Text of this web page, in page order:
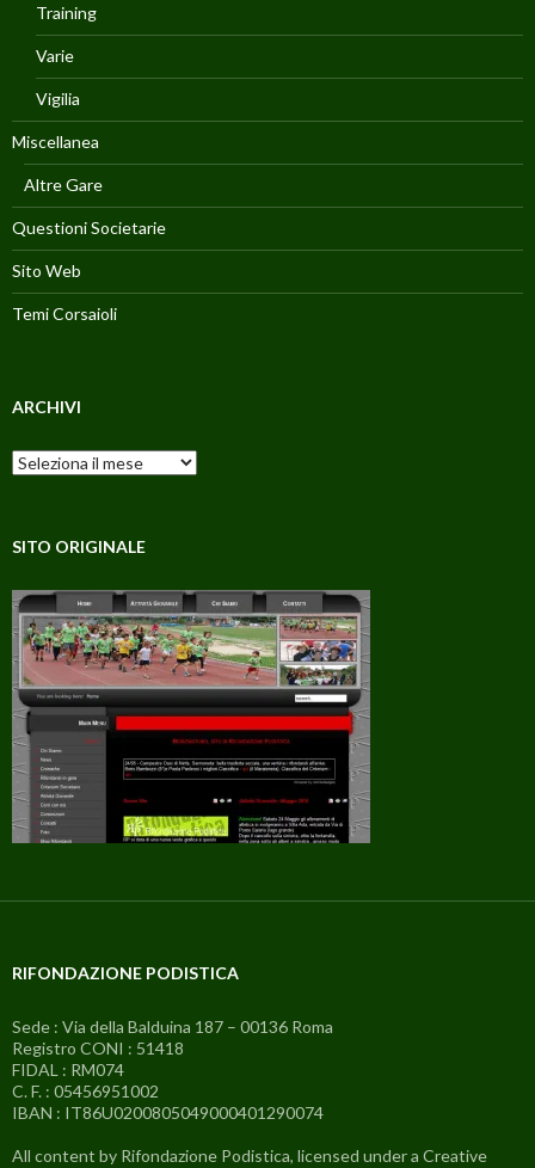
Training
Varie
Vigilia
Miscellanea
Altre Gare
Questioni Societarie
Sito Web
Temi Corsaioli
ARCHIVI
Archivi
SITO ORIGINALE
RIFONDAZIONE PODISTICA
Sede : Via della Balduina 187 – 00136 Roma
Registro CONI : 51418
FIDAL : RM074
C. F. : 05456951002
IBAN : IT86U0200805049000401290074
All content by Rifondazione Podistica, licensed under a Creative